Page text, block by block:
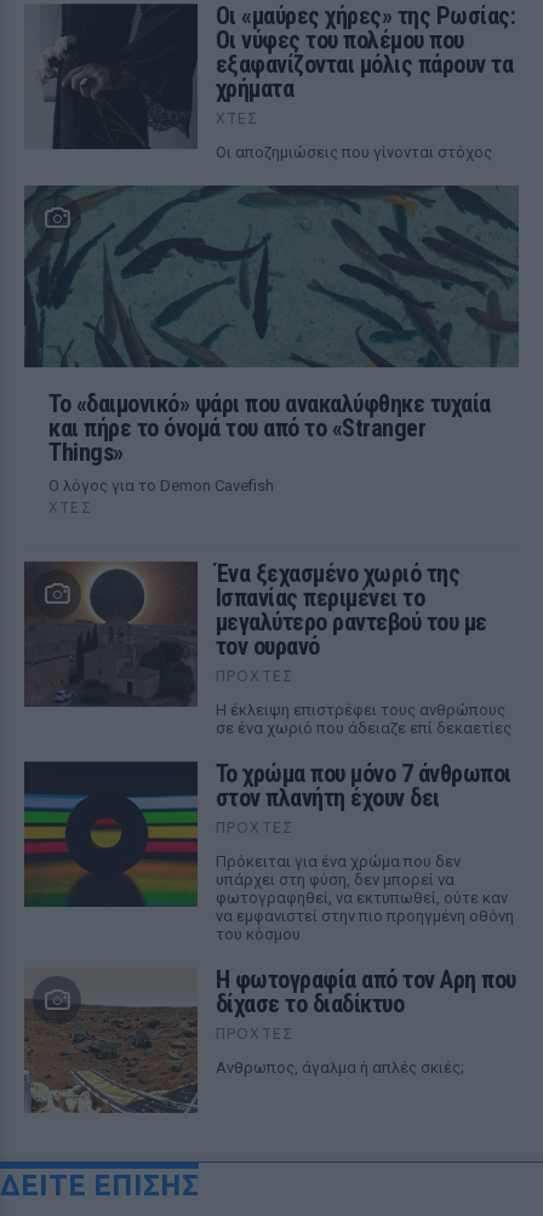
Οι «μαύρες χήρες» της Ρωσίας:
Οι νύφες του πολέμου που
εξαφανίζονται μόλις πάρουν τα
χρήματα
ΧΤΕΣ
Οι αποζημιώσεις που γίνονται στόχος
Το «δαιμονικό» ψάρι που ανακαλύφθηκε τυχαία
και πήρε το όνομά του από το «Stranger
Things»
Ο λόγος για το Demon Cavefish
ΧΤΕΣ
Ένα ξεχασμένο χωριό της
Ισπανίας περιμένει το
μεγαλύτερο ραντεβού του με
τον ουρανό
ΠΡΟΧΤΈΣ
Η έκλειψη επιστρέφει τους ανθρώπους
σε ένα χωριό που άδειαζε επί δεκαετίες
Το χρώμα που μόνο 7 άνθρωποι
στον πλανήτη έχουν δει
ΠΡΟΧΤΈΣ
Πρόκειται για ένα χρώμα που δεν
υπάρχει στη φύση, δεν μπορεί να
φωτογραφηθεί, να εκτυπωθεί, ούτε καν
να εμφανιστεί στην πιο προηγμένη οθόνη
του κόσμου
Η φωτογραφία από τον Αρη που
δίχασε το διαδίκτυο
ΠΡΟΧΤΈΣ
Ανθρωπος, άγαλμα ή απλές σκιές;
ΔΕΙΤΕ ΕΠΙΣΗΣ